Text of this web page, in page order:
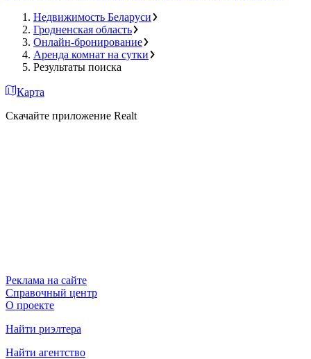
Недвижимость Беларуси
Гродненская область
Онлайн-бронирование
Аренда комнат на сутки
Результаты поиска
Карта
Скачайте приложение Realt
Реклама на сайте
Справочный центр
О проекте
Найти риэлтера
Найти агентство